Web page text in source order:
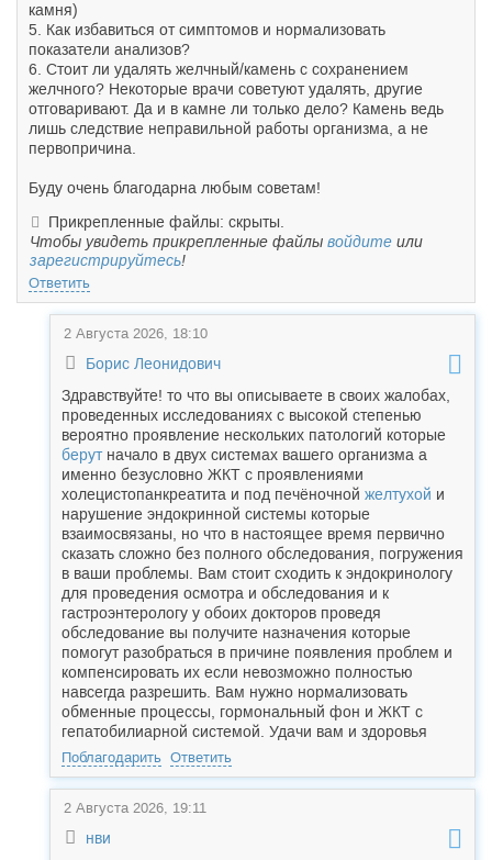
камня)
5. Как избавиться от симптомов и нормализовать
показатели анализов?
6. Стоит ли удалять желчный/камень с сохранением
желчного? Некоторые врачи советуют удалять, другие
отговаривают. Да и в камне ли только дело? Камень ведь
лишь следствие неправильной работы организма, а не
первопричина.
Буду очень благодарна любым советам!
Прикрепленные файлы: скрыты.
Чтобы увидеть прикрепленные файлы войдите или
зарегистрируйтесь!
Ответить
2 Августа 2026, 18:10
Борис Леонидович
Здравствуйте! то что вы описываете в своих жалобах,
проведенных исследованиях с высокой степенью
вероятно проявление нескольких патологий которые
берутначало в двух системах вашего организма а
именно безусловно ЖКТ с проявлениями
холецистопанкреатита и под печёночной желтухой и
нарушение эндокринной системы которые
взаимосвязаны, но что в настоящее время первично
сказать сложно без полного обследования, погружения
в ваши проблемы. Вам стоит сходить к эндокринологу
для проведения осмотра и обследования и к
гастроэнтерологу у обоих докторов проведя
обследование вы получите назначения которые
помогут разобраться в причине появления проблем и
компенсировать их если невозможно полностью
навсегда разрешить. Вам нужно нормализовать
обменные процессы, гормональный фон и ЖКТ с
гепатобилиарной системой. Удачи вам и здоровья
Поблагодарить Ответить
2 Августа 2026, 19:11
нви